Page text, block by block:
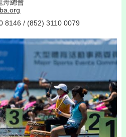
舟總會
8146 / (852) 3110 0079